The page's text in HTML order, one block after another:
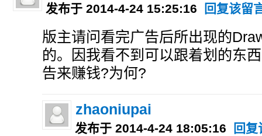
发布于 2014-4-24 15:25:16 回复该留
版主请问看完广告后所出现的
的。因我看不到可以跟着划的东
告来赚钱?为何?
zhaoniupai
发布于 2014-4-24 18:05:16 回